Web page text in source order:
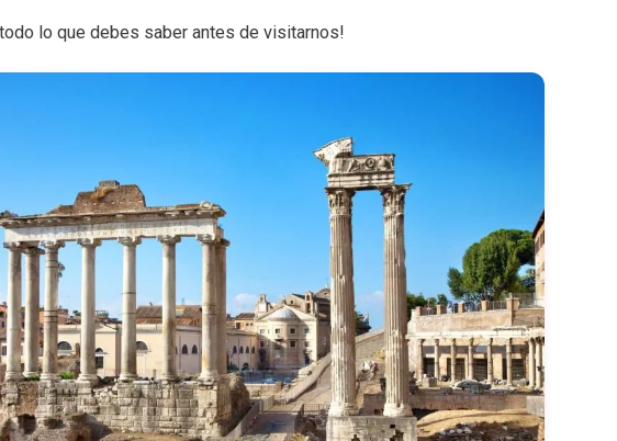
lo que debes saber antes de visitarnos!